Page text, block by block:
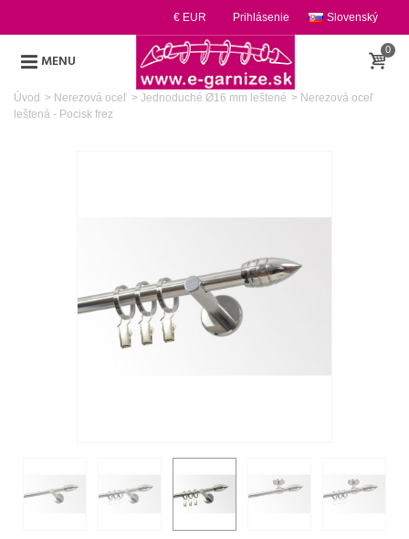
Slovenský
Prihlásenie
€ EUR
MENU
0
Úvod > Nerezová oceľ > Jednoduché Ø16 mm leštené > Nerezová oceľ
leštená - Pocisk frez